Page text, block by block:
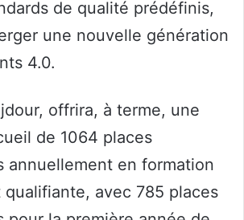
de qualité prédéfinis,
une nouvelle génération
4.0.
offrira, à terme, une
de 1064 places
annuellement en formation
avec 785 places